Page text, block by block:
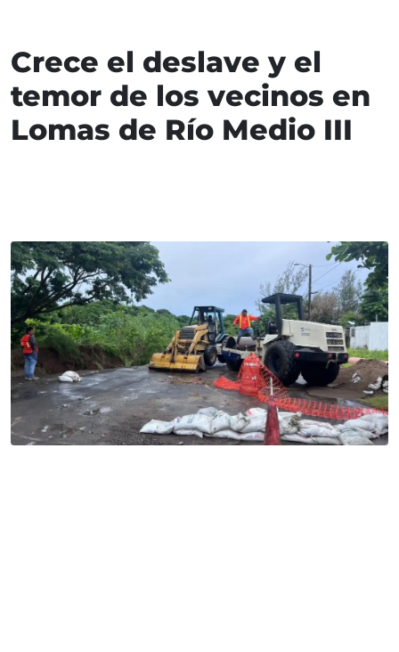
Crece el deslave y el
temor de los vecinos en
Lomas de Río Medio III